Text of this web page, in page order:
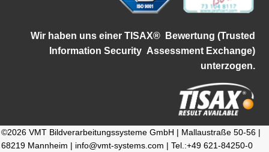
Wir haben uns einer TISAX®
Bewertung (Trusted
Information Security Assessment Exchange)
unterzogen.
©2026 VMT Bildverarbeitungssysteme GmbH | Mallaustraße 50-56 |
68219 Mannheim | info@vmt-systems.com | Tel.:+49 621-84250-0